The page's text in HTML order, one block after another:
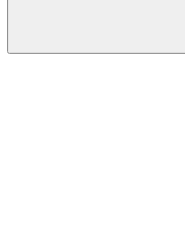
Buscar